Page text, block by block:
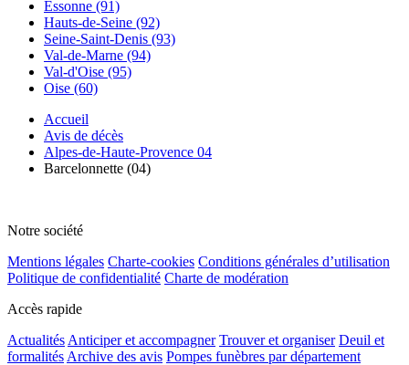
Essonne (91)
Hauts-de-Seine (92)
Seine-Saint-Denis (93)
Val-de-Marne (94)
Val-d'Oise (95)
Oise (60)
Accueil
Avis de décès
Alpes-de-Haute-Provence 04
Barcelonnette (04)
Notre société
Mentions légales Charte-cookies Conditions générales d’utilisation
Politique de confidentialité Charte de modération
Accès rapide
Actualités Anticiper et accompagner Trouver et organiser Deuil et
formalités Archive des avis Pompes funèbres par département